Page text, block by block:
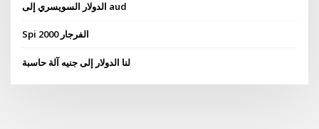
الدولار السويسري إلى aud
Spi 2000 الفرجار
لنا الدولار إلى جنيه آلة حاسبة